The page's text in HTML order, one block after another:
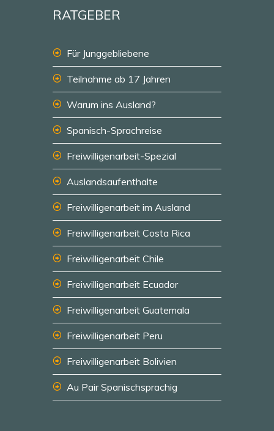
RATGEBER
Für Junggebliebene
Teilnahme ab 17 Jahren
Warum ins Ausland?
Spanisch-Sprachreise
Freiwilligenarbeit-Spezial
Auslandsaufenthalte
Freiwilligenarbeit im Ausland
Freiwilligenarbeit Costa Rica
Freiwilligenarbeit Chile
Freiwilligenarbeit Ecuador
Freiwilligenarbeit Guatemala
Freiwilligenarbeit Peru
Freiwilligenarbeit Bolivien
Au Pair Spanischsprachig